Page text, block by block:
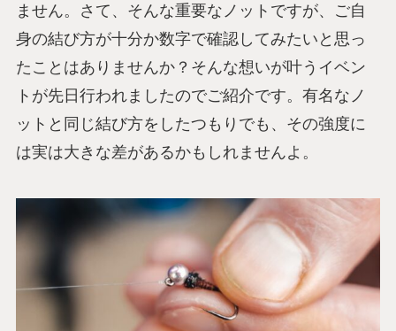
ません。さて、そんな重要なノットですが、ご自
身の結び方が十分か数字で確認してみたいと思っ
たことはありませんか？そんな想いが叶うイベン
トが先日行われましたのでご紹介です。有名なノ
ットと同じ結び方をしたつもりでも、その強度に
は実は大きな差があるかもしれませんよ。